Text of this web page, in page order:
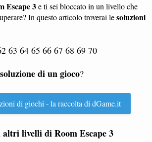
Escape 3e ti sei bloccato in un livello che
In questo articolo troverai lesoluzioni
63 64 65 66 67 68 69 70
soluzione di un gioco?
di giochi - la raccolta di dGame.it
altri livelli diRoom Escape 3